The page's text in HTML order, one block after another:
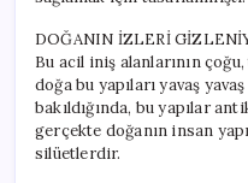
DOĞANIN İZLERİ
Bu acil iniş alanlarının
doğa bu yapıları yavaş
bakıldığında, bu yapılar
gerçekte doğanın insan
silüetlerdir.